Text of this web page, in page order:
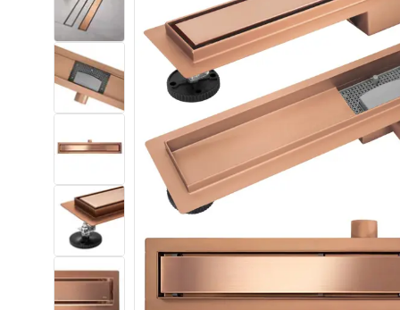
Rigole Liniare
Vase WC si Bideuri
Lavoare
Cazi cu paravane
Baterii sanitare
Dusuri